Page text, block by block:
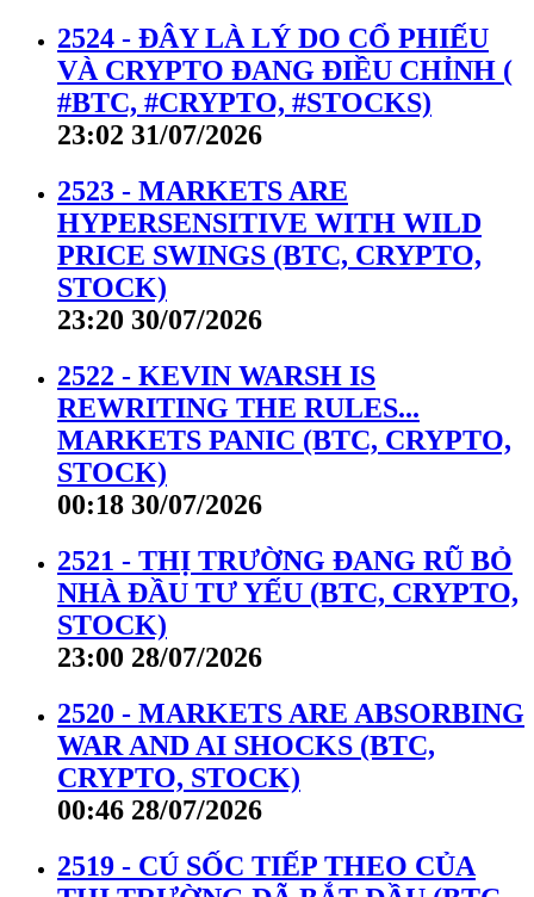
2524 - ĐÂY LÀ LÝ DO CỔ PHIẾU
VÀ CRYPTO ĐANG ĐIỀU CHỈNH (
#BTC, #CRYPTO, #STOCKS)
23:02 31/07/2026
2523 - MARKETS ARE
HYPERSENSITIVE WITH WILD
PRICE SWINGS (BTC, CRYPTO,
STOCK)
23:20 30/07/2026
2522 - KEVIN WARSH IS
REWRITING THE RULES...
MARKETS PANIC (BTC, CRYPTO,
STOCK)
00:18 30/07/2026
2521 - THỊ TRƯỜNG ĐANG RŨ BỎ
NHÀ ĐẦU TƯ YẾU (BTC, CRYPTO,
STOCK)
23:00 28/07/2026
2520 - MARKETS ARE ABSORBING
WAR AND AI SHOCKS (BTC,
CRYPTO, STOCK)
00:46 28/07/2026
2519 - CÚ SỐC TIẾP THEO CỦA